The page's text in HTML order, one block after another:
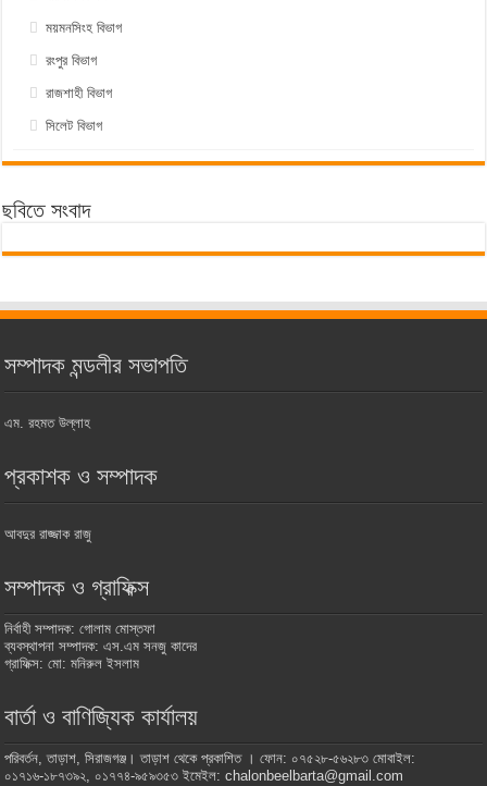
ময়মনসিংহ বিভাগ
রংপুর বিভাগ
রাজশাহী বিভাগ
সিলেট বিভাগ
ছবিতে সংবাদ
সম্পাদক মন্ডলীর সভাপতি
এম. রহমত উল্লাহ
প্রকাশক ও সম্পাদক
আবদুর রাজ্জাক রাজু
সম্পাদক ও গ্রাফিক্স
নির্বাহী সম্পাদক: গোলাম মোস্তফা
ব্যবস্থাপনা সম্পাদক: এস.এম সনজু কাদের
গ্রাফিক্স: মো: মনিরুল ইসলাম
বার্তা ও বাণিজ্যিক কার্যালয়
পরিবর্তন, তাড়াশ, সিরাজগঞ্জ। তাড়াশ থেকে প্রকাশিত । ফোন: ০৭৫২৮-৫৬২৮৩ মোবাইল:
০১৭১৬-১৮৭৩৯২, ০১৭৭৪-৯৫৯৩৫৩ ইমেইল: chalonbeelbarta@gmail.com